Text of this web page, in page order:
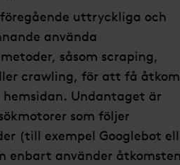
uttryckliga och
använda
såsom scraping,
crawling, för att få
Undantaget är
som följer
(till exempel Googlebot
enbart använder